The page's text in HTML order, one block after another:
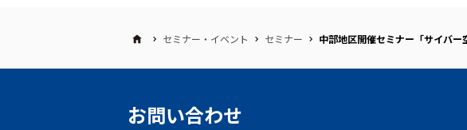
セミナー・イベント セミナー 中部地区開催セミナー「サイバー
お問い合わせ